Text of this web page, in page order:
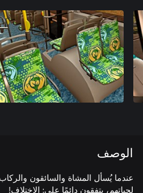
الوصف
عندما يُسأل المشاة والسائقون